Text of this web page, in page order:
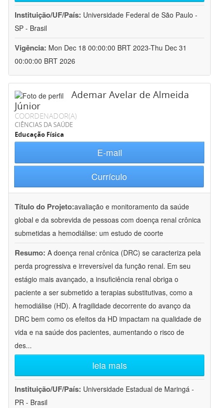
Instituição/UF/País: Universidade Federal de São Paulo -
SP - Brasil
Vigência: Mon Dec 18 00:00:00 BRT 2023-Thu Dec 31
00:00:00 BRT 2026
Ademar Avelar de Almeida
Júnior
COORDENADOR(A)
CIÊNCIAS DA SAÚDE
Educação Física
E-mail
Currículo
Título do Projeto:avaliação e monitoramento da saúde
global e da sobrevida de pessoas com doença renal crônica
submetidas a hemodiálise: um estudo de coorte
Resumo: A doença renal crônica (DRC) se caracteriza pela
perda progressiva e irreversível da função renal. Em seu
estágio mais avançado, a insuficiência renal obriga o
paciente a ser submetido a terapias substitutivas, como a
hemodiálise (HD). A fragilidade decorrente do avanço da
DRC bem como os efeitos da HD impactam na qualidade de
vida e na saúde dos pacientes, aumentando o risco de
des...
leia mais
Instituição/UF/País: Universidade Estadual de Maringá -
PR - Brasil